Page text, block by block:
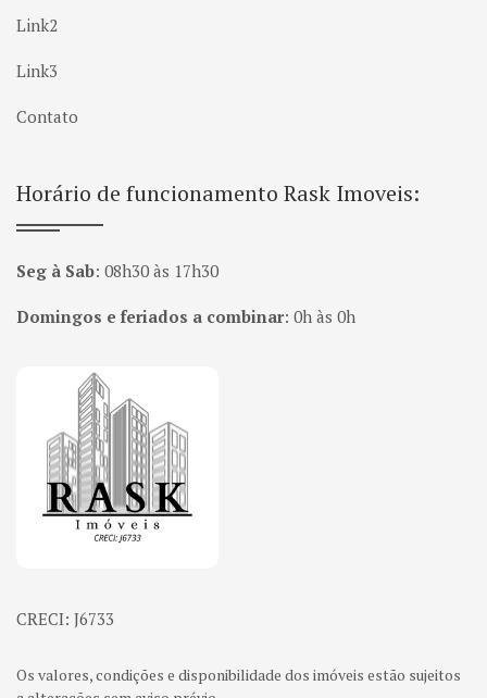
Link2
Link3
Contato
Horário de funcionamento Rask Imoveis:
Seg à Sab: 08h30 às 17h30
Domingos e feriados a combinar: 0h às 0h
Página inicial
CRECI: J6733
Os valores, condições e disponibilidade dos imóveis estão sujeitos